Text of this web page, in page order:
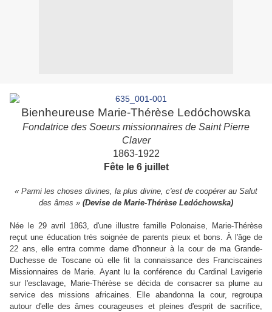
Bienheureuse Marie-Thérèse Ledóchowska
Fondatrice des Soeurs missionnaires de Saint Pierre
Claver
1863-1922
Fête le 6 juillet
« Parmi les choses divines, la plus divine, c'est de coopérer au Salut
des âmes » (Devise de Marie-Thérèse Ledóchowska)
Née le 29 avril 1863, d'une illustre famille Polonaise, Marie-Thérèse
reçut une éducation très soignée de parents pieux et bons. À l'âge de
22 ans, elle entra comme dame d'honneur à la cour de ma Grande-
Duchesse de Toscane où elle fit la connaissance des Franciscaines
Missionnaires de Marie. Ayant lu la conférence du Cardinal Lavigerie
sur l'esclavage, Marie-Thérèse se décida de consacrer sa plume au
service des missions africaines. Elle abandonna la cour, regroupa
autour d'elle des âmes courageuses et pleines d'esprit de sacrifice,